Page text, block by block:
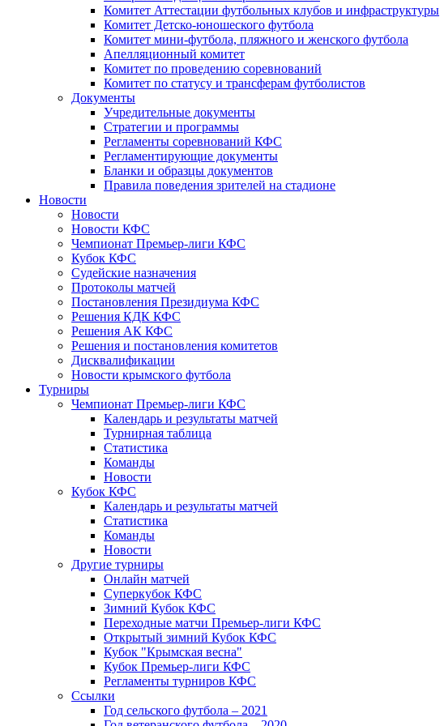
Комитет Аттестации футбольных клубов и инфраструктуры
Комитет Детско-юношеского футбола
Комитет мини-футбола, пляжного и женского футбола
Апелляционный комитет
Комитет по проведению соревнований
Комитет по статусу и трансферам футболистов
Документы
Учредительные документы
Стратегии и программы
Регламенты соревнований КФС
Регламентирующие документы
Бланки и образцы документов
Правила поведения зрителей на стадионе
Новости
Новости
Новости КФС
Чемпионат Премьер-лиги КФС
Кубок КФС
Судейские назначения
Протоколы матчей
Постановления Президиума КФС
Решения КДК КФС
Решения АК КФС
Решения и постановления комитетов
Дисквалификации
Новости крымского футбола
Турниры
Чемпионат Премьер-лиги КФС
Календарь и результаты матчей
Турнирная таблица
Статистика
Команды
Новости
Кубок КФС
Календарь и результаты матчей
Статистика
Команды
Новости
Другие турниры
Онлайн матчей
Суперкубок КФС
Зимний Кубок КФС
Переходные матчи Премьер-лиги КФС
Открытый зимний Кубок КФС
Кубок "Крымская весна"
Кубок Премьер-лиги КФС
Регламенты турниров КФС
Ссылки
Год сельского футбола – 2021